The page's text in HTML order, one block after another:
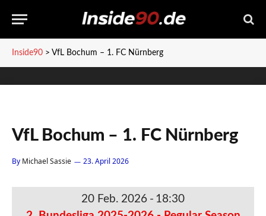
Inside90 > VfL Bochum – 1. FC Nürnberg
VfL Bochum – 1. FC Nürnberg
By Michael Sassie 23. April 2026
20 Feb. 2026 - 18:30